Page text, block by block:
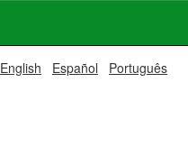
English Español Português